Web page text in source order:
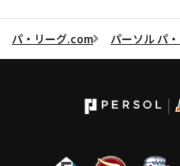
パ・リーグ.com パーソル パ